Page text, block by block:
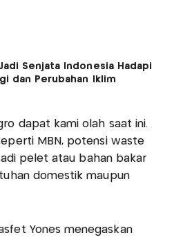
Senjata Indonesia Hadapi
dan Perubahan Iklim
dapat kami olah saat ini.
MBN, potensi waste
pelet atau bahan bakar
domestik maupun
Yones menegaskan